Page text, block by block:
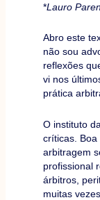
*Lauro
Abro este
não sou
reflexões
vi nos
prática
O instituto
críticas.
arbitragem
profissional
árbitros,
muitas